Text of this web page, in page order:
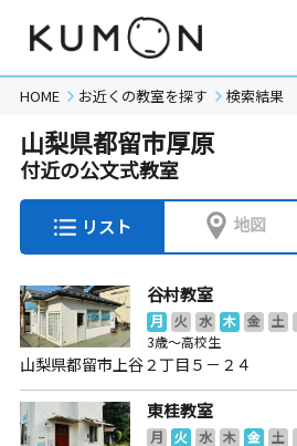
HOME お近くの教室を探す 検索結果
山梨県都留市厚原
付近の公文式教室
リスト 地図
谷村教室
月 火 水 木 金 土
3歳～高校生
山梨県都留市上谷２丁目５－２４
東桂教室
月 火 水 木 金 土